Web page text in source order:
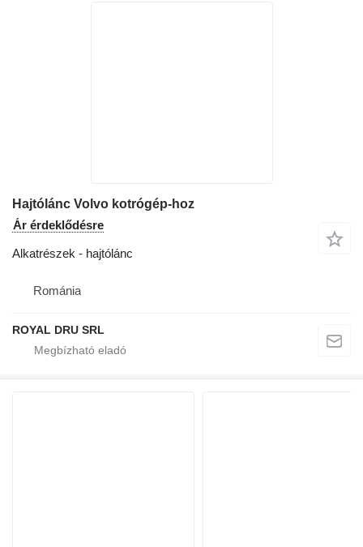
Hajtólánc Volvo kotrógép-hoz
Ár érdeklődésre
Alkatrészek - hajtólánc
Románia
ROYAL DRU SRL